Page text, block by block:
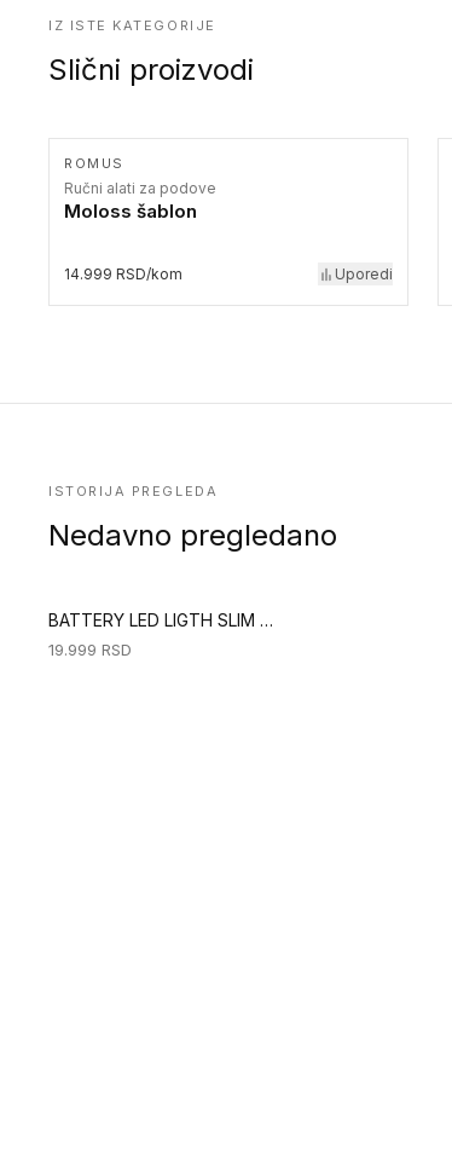
IZ ISTE KATEGORIJE
Slični proizvodi
ROMUS
Ručni alati za podove
Moloss šablon
14.999 RSD/kom Uporedi
ISTORIJA PREGLEDA
Nedavno pregledano
BATTERY LED LIGTH SLIM 30W – Reflektor (Oprema i zaštitna oprema)
19.999 RSD